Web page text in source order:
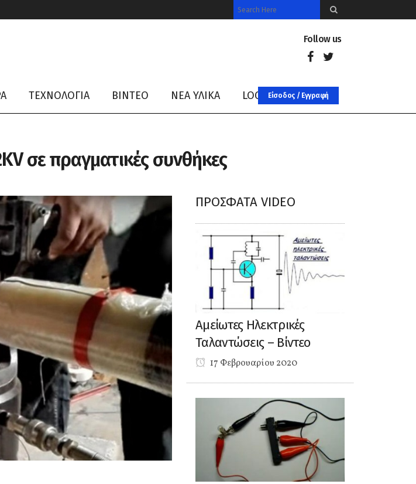
Follow us
ΤΕΧΝΟΛΟΓΙΑ ΒΊΝΤΕΟ ΝΈΑ ΥΛΙΚΑ LOG INΕίσοδος / Εγγραφή
σε πραγματικές συνθήκες
ΠΡΌΣΦΑΤΑ VIDEO
Αμείωτες Ηλεκτρικές
Ταλαντώσεις – Βίντεο
17 Φεβρουαρίου 2020